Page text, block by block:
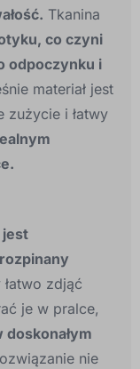
Tkanina
co czyni
odpoczynku i
materiał jest
zużycie i łatwy
jest
zdjąć
je w pralce,
nie